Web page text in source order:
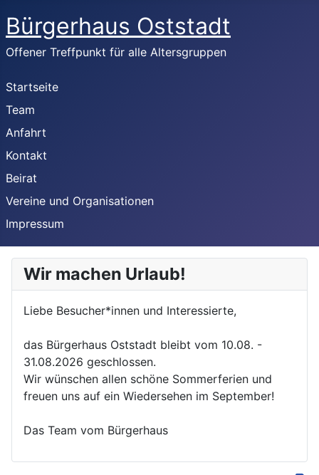
Bürgerhaus Oststadt
Offener Treffpunkt für alle Altersgruppen
Startseite
Team
Anfahrt
Kontakt
Beirat
Vereine und Organisationen
Impressum
Wir machen Urlaub!
Liebe Besucher*innen und Interessierte,
das Bürgerhaus Oststadt bleibt vom 10.08. -
31.08.2026 geschlossen.
Wir wünschen allen schöne Sommerferien und
freuen uns auf ein Wiedersehen im September!
Das Team vom Bürgerhaus